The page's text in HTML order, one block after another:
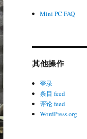
Mini PC FAQ
其他操作
登录
条目 feed
评论 feed
WordPress.org